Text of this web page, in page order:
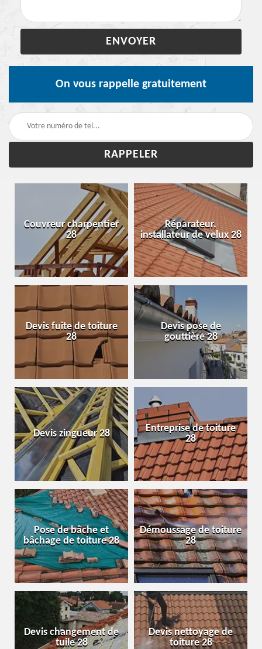
On vous rappelle gratuitement
Couvreur charpentier
28
Réparateur,
installateur de velux 28
Devis fuite de toiture
28
Devis pose de
gouttière 28
Devis zingueur 28
Entreprise de toiture
28
Pose de bâche et
bâchage de toiture 28
Démoussage de toiture
28
Devis changement de
tuile 28
Devis nettoyage de
toiture 28